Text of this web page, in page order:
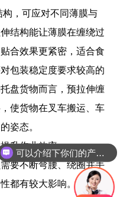
，可应对不同薄膜与
结构能让薄膜在缠绕过
合效果更紧密，适合食
包装稳定度要求较高的
盘货物而言，预拉伸缠
使货物在叉车搬运、车
姿态。
升作业效率
要不断弯腰、绕圈并手
都有较大影响。预拉伸
可以介绍下你们的产品么？